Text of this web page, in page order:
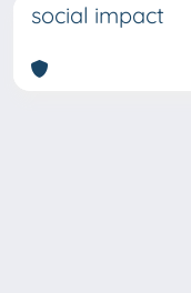
social impact